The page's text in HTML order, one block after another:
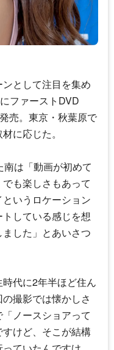
として注目を集め
ファーストDVD
売。東京・秋葉原で
に応じた。
は「動画が初めて
も楽しさもあって
いうロケーション
している感じを想
した」とあいさつ
代に2年半ほど住ん
撮影では懐かしさ
ノースショアって
けど、そこが結構